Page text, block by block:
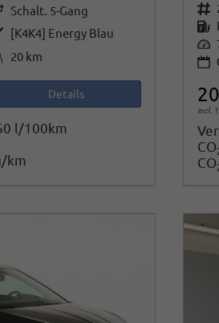
Schalt. 5-Gang
[K4K4] Energy Blau
20 km
Details
l/100km
km
Fahrzeugnr.
Kraftstoff
Leistung
incl.
CO
CO